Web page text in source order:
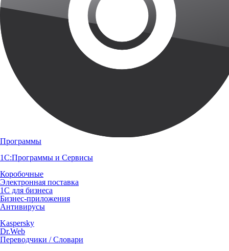
Программы
1С:Программы и Сервисы
Коробочные
Электронная поставка
1С для бизнеса
Бизнес-приложения
Антивирусы
Kaspersky
Dr.Web
Переводчики / Словари